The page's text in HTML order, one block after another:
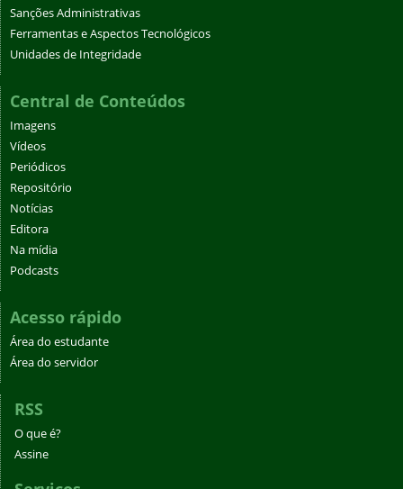
Sanções Administrativas
Ferramentas e Aspectos Tecnológicos
Unidades de Integridade
Central de Conteúdos
Imagens
Vídeos
Periódicos
Repositório
Notícias
Editora
Na mídia
Podcasts
Acesso rápido
Área do estudante
Área do servidor
RSS
O que é?
Assine